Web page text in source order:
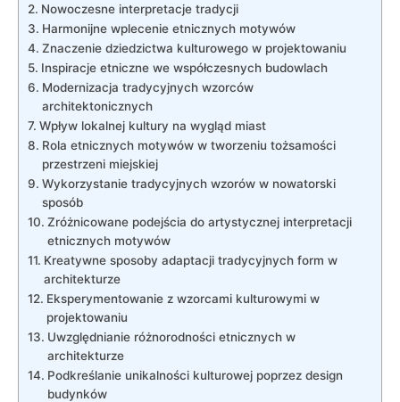
Nowoczesne interpretacje tradycji
Harmonijne wplecenie etnicznych ⁣motywów
Znaczenie ‌dziedzictwa kulturowego w projektowaniu
Inspiracje ‌etniczne we⁣ współczesnych budowlach
Modernizacja tradycyjnych wzorców
architektonicznych
Wpływ lokalnej kultury na wygląd miast
Rola etnicznych‌ motywów w tworzeniu ‌tożsamości
przestrzeni miejskiej
Wykorzystanie⁤ tradycyjnych wzorów w⁤ nowatorski⁢
sposób
Zróżnicowane podejścia do ​artystycznej​ interpretacji
etnicznych motywów
Kreatywne sposoby​ adaptacji tradycyjnych form w
architekturze
Eksperymentowanie z wzorcami kulturowymi w
projektowaniu
Uwzględnianie różnorodności etnicznych w
architekturze
Podkreślanie⁤ unikalności⁢ kulturowej poprzez design
budynków